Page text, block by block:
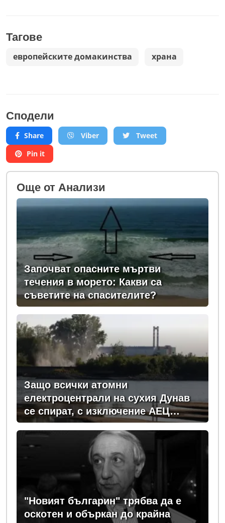
Тагове
европейските домакинства храна
Сподели
Share Viber
Tweet
Pin it
Oще от Анализи
Започват опасните мъртви
течения в морето: Какви са
съветите на спасителите?
Защо всички атомни
електроцентрали на сухия Дунав
се спират, с изключение АЕЦ
"Козлодуй"?
"Новият българин" трябва да е
оскотен и объркан до крайна